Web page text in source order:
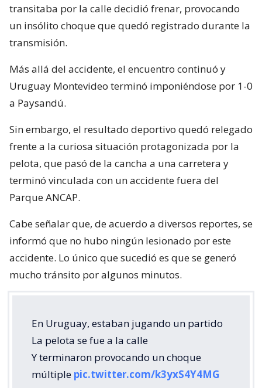
transitaba por la calle decidió frenar, provocando
un insólito choque que quedó registrado durante la
transmisión.
Más allá del accidente, el encuentro continuó y
Uruguay Montevideo terminó imponiéndose por 1-0
a Paysandú.
Sin embargo, el resultado deportivo quedó relegado
frente a la curiosa situación protagonizada por la
pelota, que pasó de la cancha a una carretera y
terminó vinculada con un accidente fuera del
Parque ANCAP.
Cabe señalar que, de acuerdo a diversos reportes, se
informó que no hubo ningún lesionado por este
accidente. Lo único que sucedió es que se generó
mucho tránsito por algunos minutos.
En Uruguay, estaban jugando un partido
La pelota se fue a la calle
Y terminaron provocando un choque
múltiple pic.twitter.com/k3yxS4Y4MG